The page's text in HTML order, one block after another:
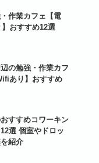
作業カフェ【電
おすすめ12選
の勉強・作業カフ
あり】おすすめ
すすめコワーキン
選 個室やドロッ
紹介